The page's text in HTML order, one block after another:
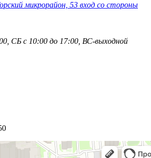
микрорайон, 53 вход со стороны
СБ с 10:00 до 17:00, ВС-выходной